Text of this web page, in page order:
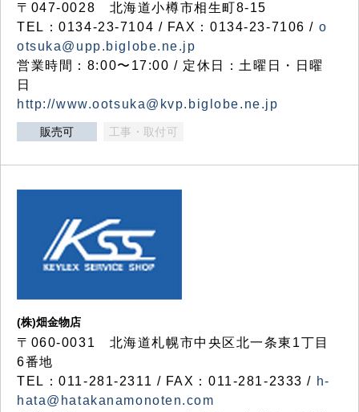
〒047-0028 北海道小樽市相生町8-15
TEL：0134-23-7104 / FAX：0134-23-7106 / o
otsuka@upp.biglobe.ne.jp
営業時間：8:00〜17:00 / 定休日：土曜日・日曜
日
http://www.ootsuka@kvp.biglobe.ne.jp
販売可 工事・取付可
(株)畑金物店
〒060-0031 北海道札幌市中央区北一条東1丁目
6番地
TEL：011-281-2311 / FAX：011-281-2333 / h-
hata@hatakanamonoten.com